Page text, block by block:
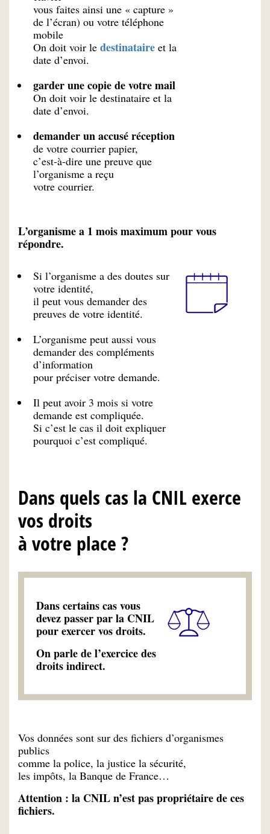
vous faites ainsi une « capture »
de l’écran) ou votre téléphone
mobile
On doit voir le destinataire et la
date d’envoi.
garder une copie de votre mail
On doit voir le destinataire et la
date d’envoi.
demander un accusé réception
de votre courrier papier,
c’est-à-dire une preuve que
l’organisme a reçu
votre courrier.
L’organisme a 1 mois maximum pour vous
répondre.
Si l’organisme a des doutes sur
votre identité,
il peut vous demander des
preuves de votre identité.
L’organisme peut aussi vous
demander des compléments
d’information
pour préciser votre demande.
Il peut avoir 3 mois si votre
demande est compliquée.
Si c’est le cas il doit expliquer
pourquoi c’est compliqué.
Dans quels cas la CNIL exerce
vos droits
à votre place ?
Dans certains cas vous
devez passer par la CNIL
pour exercer vos droits.
On parle de l’exercice des
droits indirect.
Vos données sont sur des fichiers d’organismes
publics
comme la police, la justice la sécurité,
les impôts, la Banque de France…
Attention : la CNIL n’est pas propriétaire de ces
fichiers.